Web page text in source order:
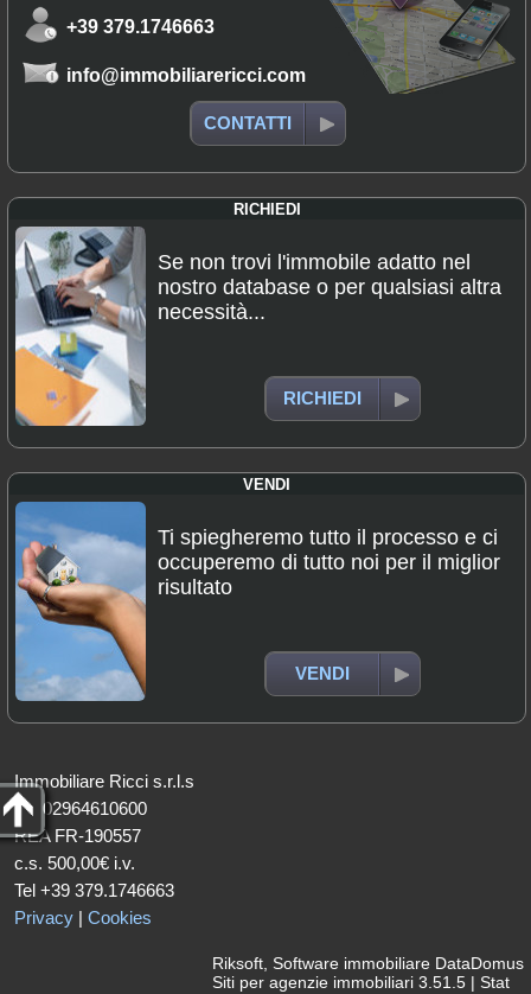
+39 379.1746663
info@immobiliarericci.com
CONTATTI
RICHIEDI
Se non trovi l'immobile adatto nel
nostro database o per qualsiasi altra
necessità...
RICHIEDI
VENDI
Ti spiegheremo tutto il processo e ci
occuperemo di tutto noi per il miglior
risultato
VENDI
Immobiliare Ricci s.r.l.s
P.I. 02964610600
REA FR-190557
c.s. 500,00€ i.v.
Tel +39 379.1746663
Privacy | Cookies
Riksoft Software immobiliare DataDomus
Siti per agenzie immobiliari 3.51.5 | Stat